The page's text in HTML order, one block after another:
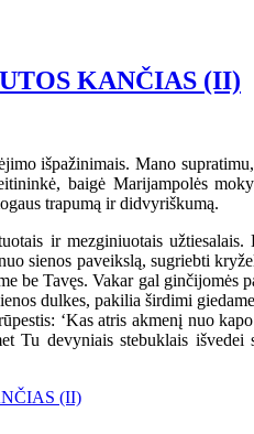
KANČIAS (II)
išpažinimais. Mano
baigė Marijampolės
trapumą ir didvyriškumą.
ir mezginiuotais
sienos paveikslą, sugriebti
be Tavęs. Vakar gal
dulkes, pakilia širdimi
‘Kas atris akmenį nuo
Tu devyniais stebuklais
(II)